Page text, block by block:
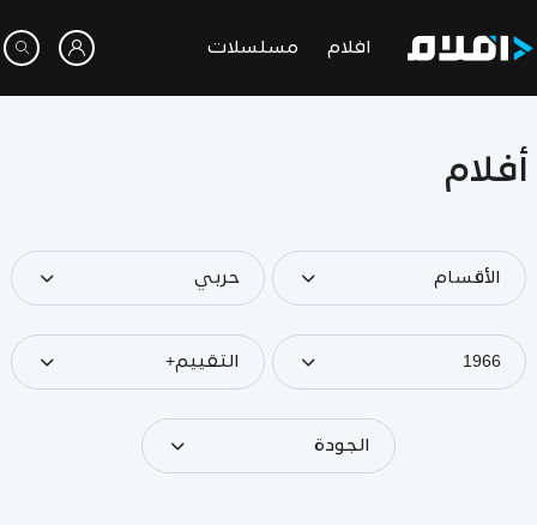
افلام مسلسلات
أفلام
الأقسام حربي
1966 التقييم+
الجودة